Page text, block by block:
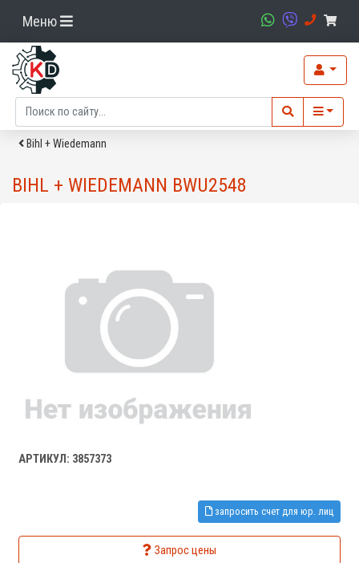
Меню
Bihl + Wiedemann
BIHL + WIEDEMANN BWU2548
АРТИКУЛ: 3857373
запросить счет для юр. лиц
Запрос цены